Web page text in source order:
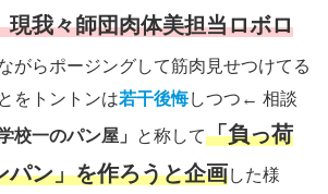
現我々師団肉体美担当ロボロ
がらポージングして筋肉見せつけてる
をトントンは若干後悔しつつ← 相談
校一のパン屋」 と称して「負っ荷
パン」を作ろうと企画した様